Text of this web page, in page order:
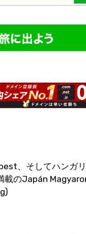
、そしてハンガ
載のJapán